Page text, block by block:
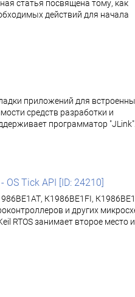
статья посвящена тому, как
действий для начала
приложений для
средств разработки и
программатор "JLink"...
Tick API [ID: 24210]
К1986ВЕ1FI,
и других
RTOS занимает второе место и